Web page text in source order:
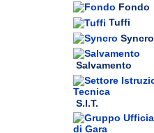
Fondo
Tuffi
Syncro
Salvamento
S.I.T.